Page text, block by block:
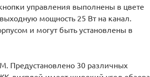
управления выполнены в цвете
мощность 25 Вт на канал.
и могут быть установлены в
Предустановлено 30 различных